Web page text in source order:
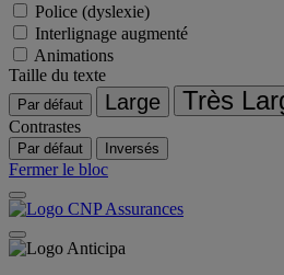
Police (dyslexie)
Interlignage augmenté
Animations
Taille du texte
Par défaut Large Très
Contrastes
Par défaut Inversés
Fermer le bloc